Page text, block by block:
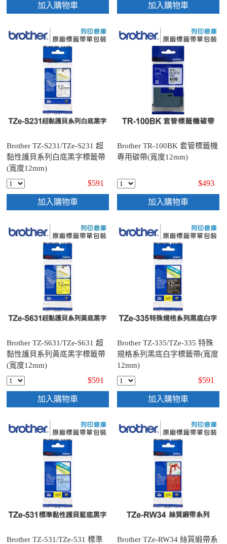
加入購物車 加入購物車
Brother TZ-S231/TZe-S231 超
黏性護貝系列白底黑字標籤帶
(寬度12mm)
$591
加入購物車
Brother TR-100BK 套管標籤機
專用碳帶(寬度12mm)
$493
加入購物車
Brother TZ-S631/TZe-S631 超
黏性護貝系列黃底黑字標籤帶
(寬度12mm)
$591
加入購物車
Brother TZ-335/TZe-335 特殊
規格系列黑底白字標籤帶(寬度
12mm)
$591
加入購物車
Brother TZ-531/TZe-531 標準
Brother TZe-RW34 絲質緞帶系